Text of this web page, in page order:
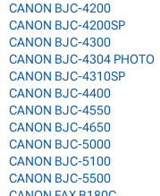
CANON BJC-4200
CANON BJC-4200SP
CANON BJC-4300
CANON BJC-4304 PHOTO
CANON BJC-4310SP
CANON BJC-4400
CANON BJC-4550
CANON BJC-4650
CANON BJC-5000
CANON BJC-5100
CANON BJC-5500